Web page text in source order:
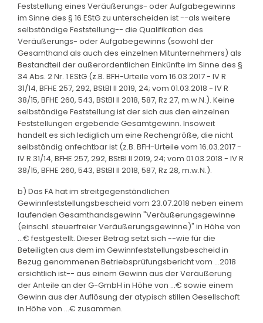
Feststellung eines Veräußerungs- oder Aufgabegewinns
im Sinne des § 16 EStG zu unterscheiden ist --als weitere
selbständige Feststellung-- die Qualifikation des
Veräußerungs- oder Aufgabegewinns (sowohl der
Gesamthand als auch des einzelnen Mitunternehmers) als
Bestandteil der außerordentlichen Einkünfte im Sinne des §
34 Abs. 2 Nr. 1 EStG (z.B. BFH-Urteile vom 16.03.2017 - IV R
31/14, BFHE 257, 292, BStBl II 2019, 24; vom 01.03.2018 - IV R
38/15, BFHE 260, 543, BStBl II 2018, 587, Rz 27, m.w.N.). Keine
selbständige Feststellung ist der sich aus den einzelnen
Feststellungen ergebende Gesamtgewinn. Insoweit
handelt es sich lediglich um eine Rechengröße, die nicht
selbständig anfechtbar ist (z.B. BFH-Urteile vom 16.03.2017 -
IV R 31/14, BFHE 257, 292, BStBl II 2019, 24; vom 01.03.2018 - IV R
38/15, BFHE 260, 543, BStBl II 2018, 587, Rz 28, m.w.N.).
b) Das FA hat im streitgegenständlichen
Gewinnfeststellungsbescheid vom 23.07.2018 neben einem
laufenden Gesamthandsgewinn "Veräußerungsgewinne
(einschl. steuerfreier Veräußerungsgewinne)" in Höhe von
...€ festgestellt. Dieser Betrag setzt sich --wie für die
Beteiligten aus dem im Gewinnfeststellungsbescheid in
Bezug genommenen Betriebsprüfungsbericht vom ...2018
ersichtlich ist-- aus einem Gewinn aus der Veräußerung
der Anteile an der G-GmbH in Höhe von ...€ sowie einem
Gewinn aus der Auflösung der atypisch stillen Gesellschaft
in Höhe von ...€ zusammen.